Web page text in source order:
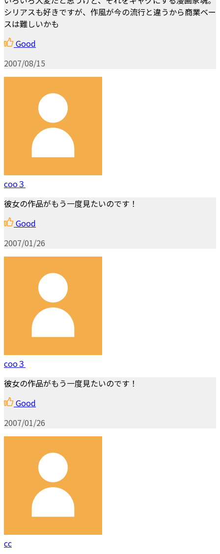
シリアスも好きですが、作風が今の流行と違うから商業ベー
スは難しいかも
Good
2007/08/15
coo３
彼女の作品がもう一度見たいのです！
Good
2007/01/26
coo３
彼女の作品がもう一度見たいのです！
Good
2007/01/26
cc